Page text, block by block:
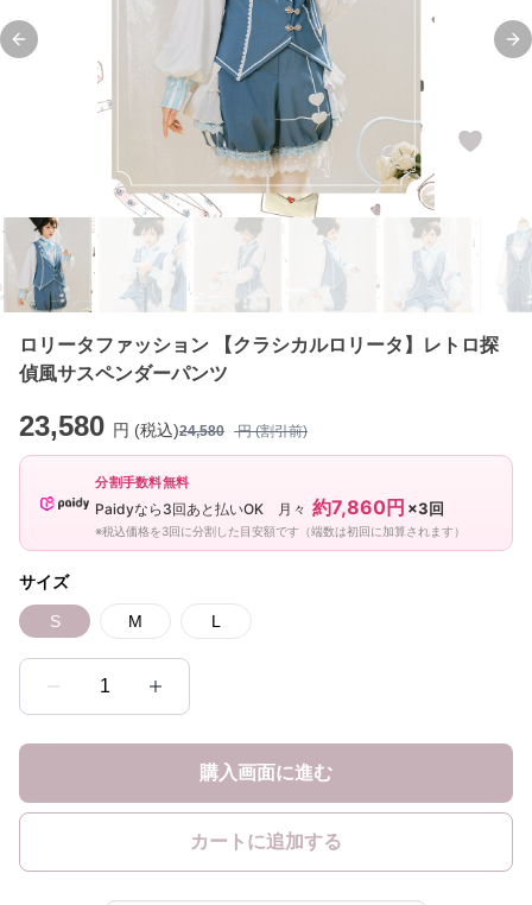
Previous slide
ロリータファッション 【クラシカルロリータ】レトロ探
偵風サスペンダーパンツ
23,580 円 (税込)24,580 円 (割引前)
分割手数料無料
Paidyなら3回あと払いOK 月々 約7,860円 ×3回
※税込価格を3回に分割した目安額です（端数は初回に加算されます）
サイズ
S M L
1
購入画面に進む
カートに追加する